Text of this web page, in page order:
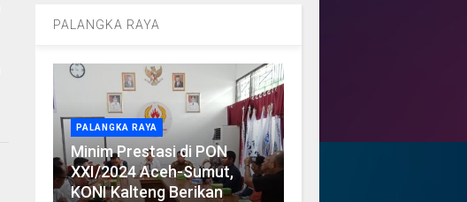
PALANGKA RAYA
PALANGKA RAYA
Minim Prestasi di PON
XXI/2024 Aceh-Sumut,
KONI Kalteng Berikan